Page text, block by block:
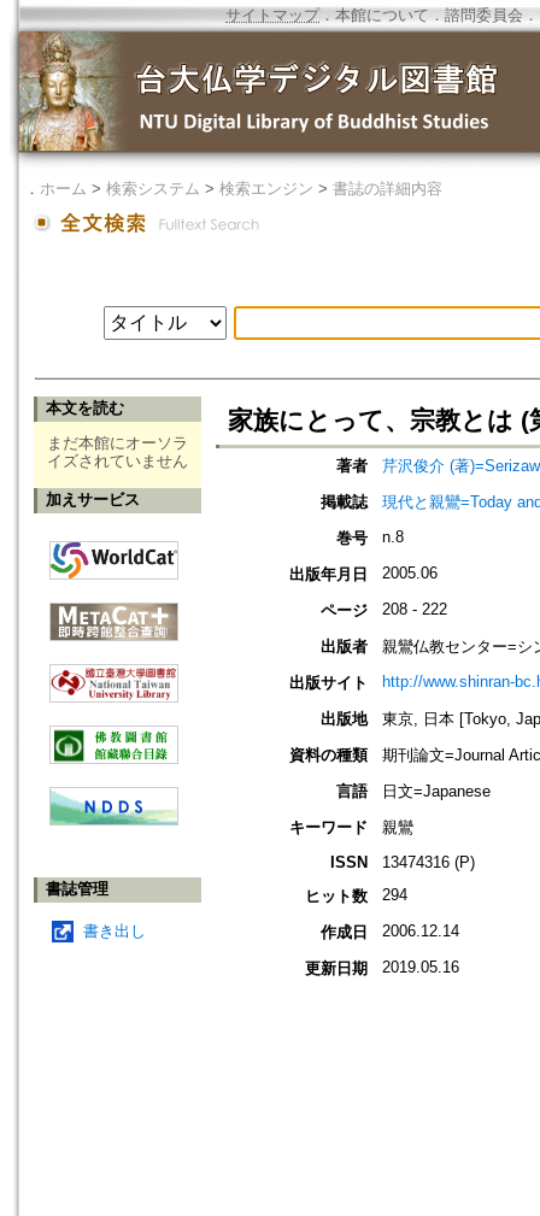
サイトマップ．本館について ． 諮問委員会 ．
． ホーム > 検索システム > 検索エンジン > 書誌の詳細内容
本文を読む
まだ本館にオーソラ
イズされていません
加えサービス
書誌管理
書き出し
家族にとって、宗教とは
著者
芹沢俊介 (著
掲載誌
現代と親鸞=Today
巻号
n.8
出版年月日 2005.06
ページ 208 - 222
出版者
親鸞仏教センター=シ
出版サイト
http://www.shinran-
出版地
東京, 日本 [Tokyo,
資料の種類
期刊論文=Journal
言語
日文=Japanese
キーワード
親鸞
ISSN
13474316 (P)
ヒット数
294
作成日 2006.12.14
更新日期 2019.05.16